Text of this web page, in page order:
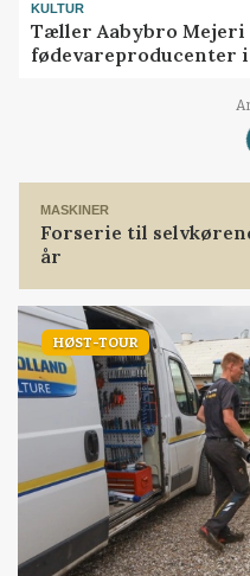
KULTUR
Tæller Aabybro Mejeri
MASKINER
Forserie til
år
HØST-TOUR